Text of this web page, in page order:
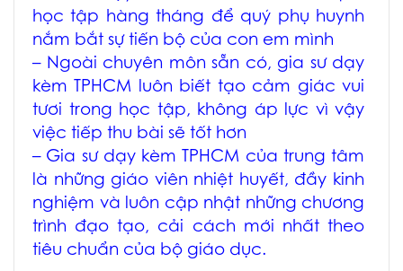
học tập hàng tháng để quý phụ huynh
nắm bắt sự tiến bộ của con em mình
– Ngoài chuyên môn sẵn có, gia sư dạy
kèm TPHCM luôn biết tạo cảm giác vui
tươi trong học tập, không áp lực vì vậy
việc tiếp thu bài sẽ tốt hơn
– Gia sư dạy kèm TPHCM của trung tâm
là những giáo viên nhiệt huyết, đầy kinh
nghiệm và luôn cập nhật những chương
trình đạo tạo, cải cách mới nhất theo
tiêu chuẩn của bộ giáo dục.